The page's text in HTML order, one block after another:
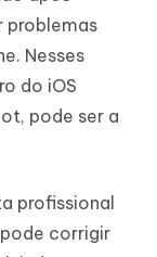
problemas
Nesses
do iOS
pode ser a
profissional
corrigir